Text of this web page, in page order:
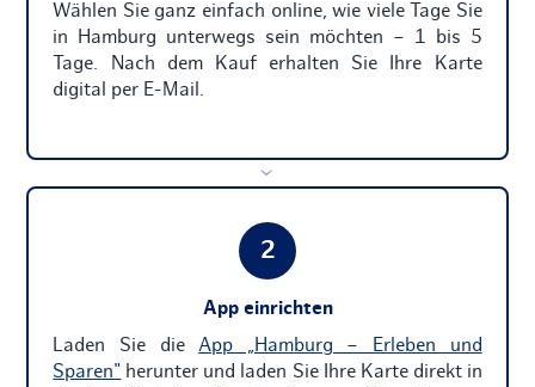
Wählen Sie ganz einfach online, wie viele Tage Sie
in Hamburg unterwegs sein möchten – 1 bis 5
Tage. Nach dem Kauf erhalten Sie Ihre Karte
digital per E-Mail.
›
2
App einrichten
Laden Sie dieApp „Hamburg – Erleben und
Sparen" herunter und laden Sie Ihre Karte direkt in